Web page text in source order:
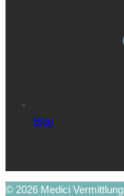
Blog
© 2026 Medici Vermittlung